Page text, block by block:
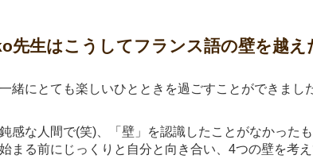
先生はこうしてフランス語の壁を越え
緒にとても楽しいひとときを過ごすことができまし
感な人間で(笑)、「壁」を認識したことがなかった
まる前にじっくりと自分と向き合い、4つの壁を考え